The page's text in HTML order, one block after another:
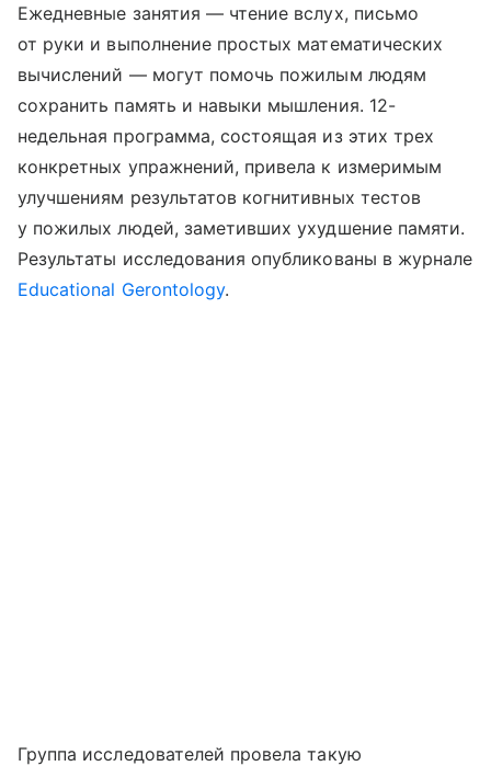
Ежедневные занятия — чтение вслух, письмо
от руки и выполнение простых математических
вычислений — могут помочь пожилым людям
сохранить память и навыки мышления. 12-
недельная программа, состоящая из этих трех
конкретных упражнений, привела к измеримым
улучшениям результатов когнитивных тестов
у пожилых людей, заметивших ухудшение памяти.
Результаты исследования опубликованы в журнале
Educational Gerontology.
Группа исследователей провела такую